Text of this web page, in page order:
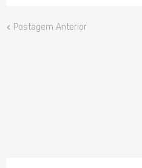
Postagem Anterior